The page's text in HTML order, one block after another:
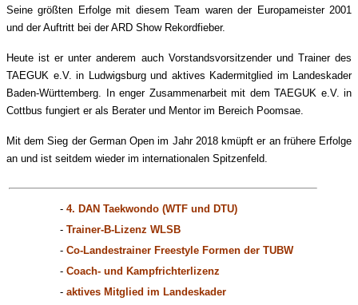
Seine größten Erfolge mit diesem Team waren der Europameister 2001
und der Auftritt bei der ARD Show Rekordfieber.
Heute ist er unter anderem auch Vorstandsvorsitzender und Trainer des
TAEGUK e.V. in Ludwigsburg und aktives Kadermitglied im Landeskader
Baden-Württemberg. In enger Zusammenarbeit mit dem TAEGUK e.V. in
Cottbus fungiert er als Berater und Mentor im Bereich Poomsae.
Mit dem Sieg der German Open im Jahr 2018 kmüpft er an frühere Erfolge
an und ist seitdem wieder im internationalen Spitzenfeld.
- 4. DAN Taekwondo (WTF und DTU)
- Trainer-B-Lizenz WLSB
- Co-Landestrainer Freestyle Formen der TUBW
- Coach- und Kampfrichterlizenz
- aktives Mitglied im Landeskader